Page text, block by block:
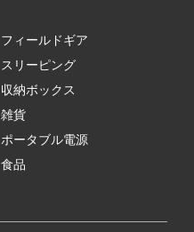
フィールドギア
スリーピング
収納ボックス
雑貨
ポータブル電源
食品